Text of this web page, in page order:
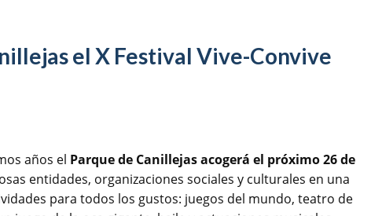
el X Festival Vive-Convive
años el Parque de Canillejas acogerá el próximo 26 de
entidades, organizaciones sociales y culturales en una
para todos los gustos: juegos del mundo, teatro de